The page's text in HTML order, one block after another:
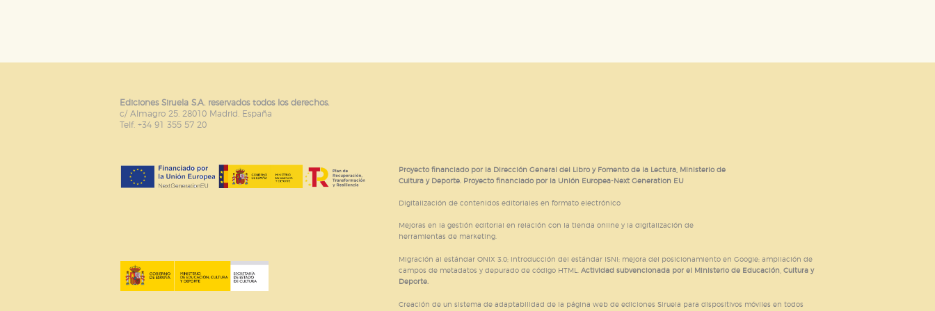
Ediciones Siruela S.A. reservados todos los derechos.
c/ Almagro 25. 28010 Madrid. España
Telf. +34 91 355 57 20
Proyecto financiado por la Dirección General del Libro y Fomento de la Lectura, Ministerio de
Cultura y Deporte. Proyecto financiado por la Unión Europea-Next Generation EU
Digitalización de contenidos editoriales en formato electrónico
Mejoras en la gestión editorial en relación con la tienda online y la digitalización de
herramientas de marketing.
Migración al estándar ONIX 3.0; introducción del estándar ISNI; mejora del posicionamiento en Google; ampliación de
campos de metadatos y depurado de código HTML. Actividad subvencionada por el Ministerio de Educación, Cultura y
Deporte.
Creación de un sistema de adaptabilidad de la página web de ediciones Siruela para dispositivos móviles en todos